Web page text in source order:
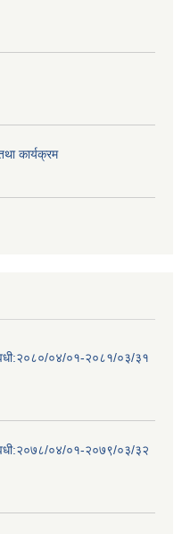
कार्यक्रम
०४/०१-२०८१/०३/३१
०४/०१-२०७९/०३/३२